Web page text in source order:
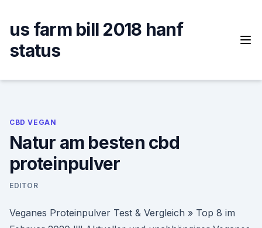
content
us farm bill 2018 hanf
status
CBD VEGAN
Natur am besten cbd
proteinpulver
EDITOR
Veganes Proteinpulver Test & Vergleich » Top 8 im